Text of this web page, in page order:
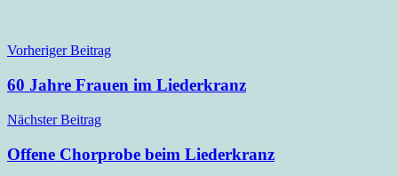
Presse
Beitragsnavigation
Vorheriger Beitrag
60 Jahre Frauen im Liederkranz
Nächster Beitrag
Offene Chorprobe beim Liederkranz